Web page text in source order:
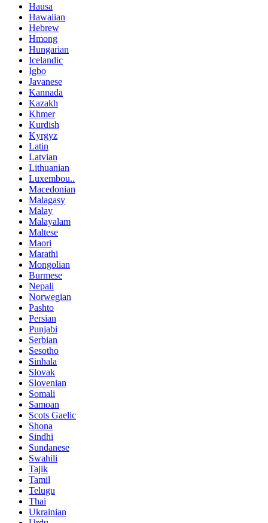
Hausa
Hawaiian
Hebrew
Hmong
Hungarian
Icelandic
Igbo
Javanese
Kannada
Kazakh
Khmer
Kurdish
Kyrgyz
Latin
Latvian
Lithuanian
Luxembou..
Macedonian
Malagasy
Malay
Malayalam
Maltese
Maori
Marathi
Mongolian
Burmese
Nepali
Norwegian
Pashto
Persian
Punjabi
Serbian
Sesotho
Sinhala
Slovak
Slovenian
Somali
Samoan
Scots Gaelic
Shona
Sindhi
Sundanese
Swahili
Tajik
Tamil
Telugu
Thai
Ukrainian